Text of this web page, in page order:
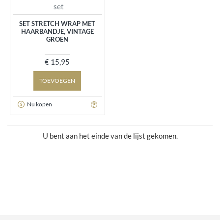
set
SET STRETCH WRAP MET
HAARBANDJE, VINTAGE
GROEN
€ 15,95
TOEVOEGEN
Nu kopen
U bent aan het einde van de lijst gekomen.